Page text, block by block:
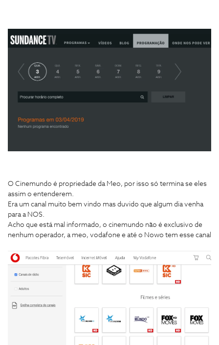
O Cinemundo é propriedade da Meo, por isso só termina se eles
assim o entenderem.
Era um canal muito bem vindo mas duvido que algum dia venha
para a NOS.
Acho que está mal informado, o cinemundo não é exclusivo de
nenhum operador, a meo, vodafone e até o Nowo tem esse canal